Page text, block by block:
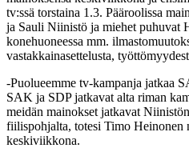
tv:ssä torstaina 1.3. Pääroolissa
ja Sauli Niinistö ja miehet puhuvat
konehuoneessa mm.
vastakkainasettelusta,
-Puolueemme tv-kampanja jatkaa
SAK ja SDP jatkavat alta riman
meidän mainokset jatkavat
fiilispohjalta, totesi Timo Heinonen
keskiviikkona.